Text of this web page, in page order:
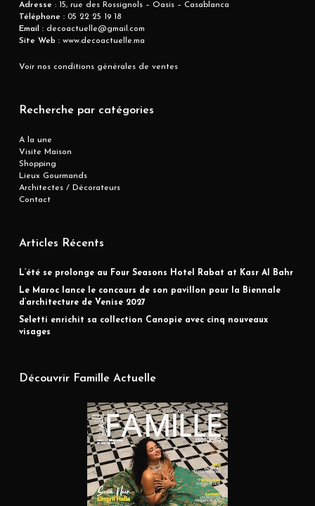
Adresse : 15, rue des Rossignols – Oasis – Casablanca
Téléphone :05 22 25 19 18
Email :decoactuelle@gmail.com
Site Web :www.decoactuelle.ma
Voir nos conditions générales de ventes
Recherche par catégories
A la une
Visite Maison
Shopping
Lieux Gourmands
Architectes / Décorateurs
Contact
Articles Récents
L’été se prolonge au Four Seasons Hotel Rabat at Kasr Al Bahr
Le Maroc lance le concours de son pavillon pour la Biennale
d’architecture de Venise 2027
Seletti enrichit sa collection Canopie avec cinq nouveaux
visages
Découvrir Famille Actuelle